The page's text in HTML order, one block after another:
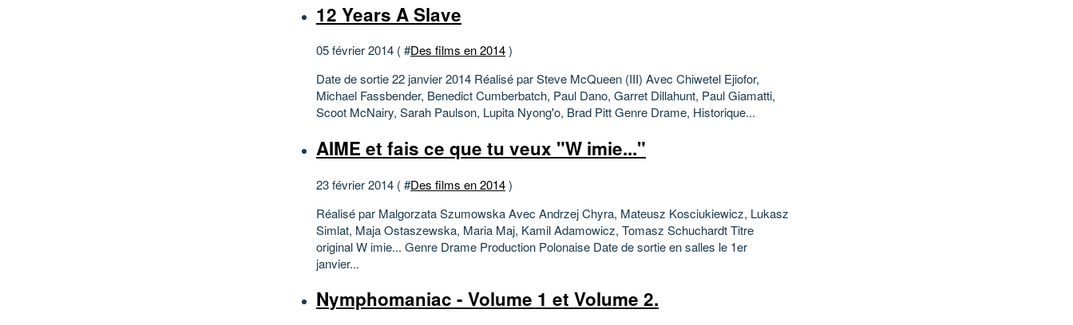
12 Years A Slave
05 février 2014 ( #Des films en 2014)
Date de sortie 22 janvier 2014 Réalisé par Steve McQueen (III) Avec Chiwetel Ejiofor,
Michael Fassbender, Benedict Cumberbatch, Paul Dano, Garret Dillahunt, Paul Giamatti,
Scoot McNairy, Sarah Paulson, Lupita Nyong'o, Brad Pitt Genre Drame, Historique...
AIME et fais ce que tu veux "W imie..."
23 février 2014 ( #Des films en 2014)
Réalisé par Malgorzata Szumowska Avec Andrzej Chyra, Mateusz Kosciukiewicz, Lukasz
Simlat, Maja Ostaszewska, Maria Maj, Kamil Adamowicz, Tomasz Schuchardt Titre
original W imie... Genre Drame Production Polonaise Date de sortie en salles le 1er
janvier...
Nymphomaniac - Volume 1 et Volume 2.